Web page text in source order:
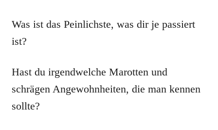
Was ist das Peinlichste, was dir je passiert
ist?
Hast du irgendwelche Marotten und
schrägen Angewohnheiten, die man kennen
sollte?